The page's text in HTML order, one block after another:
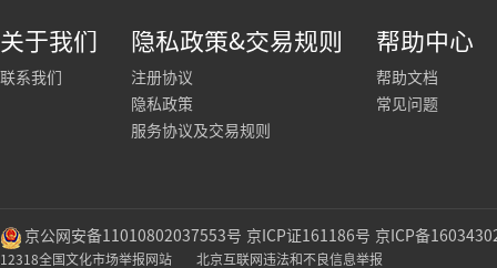
关于我们
联系我们
隐私政策&交易规则
注册协议
隐私政策
服务协议及交易规则
帮助中心
帮助文档
常见问题
京公网安备11010802037553号 京ICP证161186号 京ICP备
12318全国文化市场举报网站 北京互联网违法和不良信息举报